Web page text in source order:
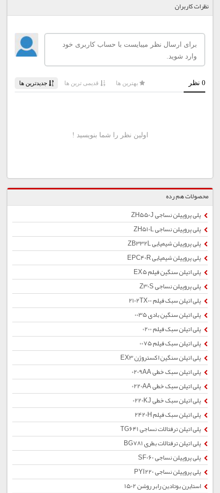
نظرات کاربران
محصولات هم رده
پلی پروپیلن نساجی ZH550J
پلی پروپیلن نساجی ZH510L
پلی پروپیلن شیمیایی ZB332L
پلی پروپیلن شیمیایی EPC40R
پلی اتیلن سنگین فیلم EX5
پلی پروپیلن نساجی Z30S
پلی اتیلن سبک فیلم 2102TX00
پلی اتیلن سنگین بادی 0035
پلی اتیلن سبک فیلم 0200
پلی اتیلن سبک فیلم 0075
پلی اتیلن سنگین اکستروژن EX3
پلی اتیلن سبک خطی 0209AA
پلی اتیلن سبک خطی 0220AA
پلی اتیلن سبک خطی 0220KJ
پلی اتیلن سبک فیلم 2420H
پلی اتیلن ترفتالات نساجی TG641
پلی اتیلن ترفتالات بطری BG781
پلی پروپیلن نساجی SF060
پلی پروپیلن نساجی PYI220
استایرن بوتادین رابر روشن 1502